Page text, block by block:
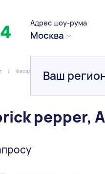
Адрес шоу-рума
Москва
Ваш
/ Фасадная плитка Фасадная
pepper,